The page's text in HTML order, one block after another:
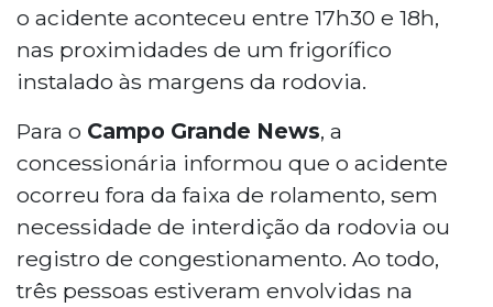
caminhão sofreu ferimentos leves. As causas
do acidente serão investigadas pelas
autoridades.
o acidente aconteceu entre 17h30 e 18h,
nas proximidades de um frigorífico
instalado às margens da rodovia.
Para o Campo Grande News, a
concessionária informou que o acidente
ocorreu fora da faixa de rolamento, sem
necessidade de interdição da rodovia ou
registro de congestionamento. Ao todo,
três pessoas estiveram envolvidas na